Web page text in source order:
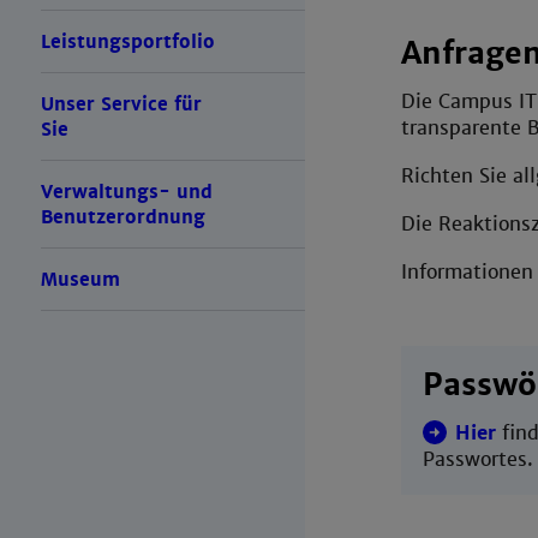
Leistungsportfolio
Unser Service für
Sie
Verwaltungs- und
Benutzerordnung
Museum
Die Campus
transparente
Richten Sie
Die
Informationen
Hier
Passwortes.